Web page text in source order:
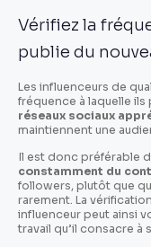
Vérifiez la
publie du
Les influenceurs de
fréquence à laquelle
réseaux sociaux
maintiennent une
Il est donc préférable
constamment du
followers, plutôt que
rarement. La
influenceur peut ainsi
travail qu’il consacre à